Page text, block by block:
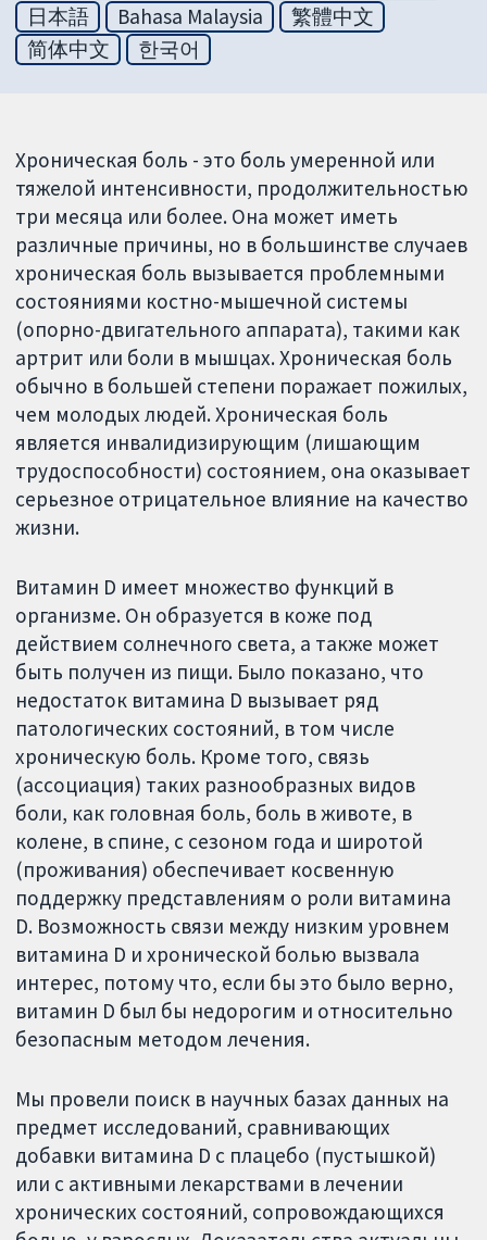
日本語
Bahasa Malaysia
繁體中文
简体中文
한국어
Хроническая боль - это боль умеренной или
тяжелой интенсивности, продолжительностью
три месяца или более. Она может иметь
различные причины, но в большинстве случаев
хроническая боль вызывается проблемными
состояниями костно-мышечной системы
(опорно-двигательного аппарата), такими как
артрит или боли в мышцах. Хроническая боль
обычно в большей степени поражает пожилых,
чем молодых людей. Хроническая боль
является инвалидизирующим (лишающим
трудоспособности) состоянием, она оказывает
серьезное отрицательное влияние на качество
жизни.
Витамин D имеет множество функций в
организме. Он образуется в коже под
действием солнечного света, а также может
быть получен из пищи. Было показано, что
недостаток витамина D вызывает ряд
патологических состояний, в том числе
хроническую боль. Кроме того, связь
(ассоциация) таких разнообразных видов
боли, как головная боль, боль в животе, в
колене, в спине, с сезоном года и широтой
(проживания) обеспечивает косвенную
поддержку представлениям о роли витамина
D. Возможность связи между низким уровнем
витамина D и хронической болью вызвала
интерес, потому что, если бы это было верно,
витамин D был бы недорогим и относительно
безопасным методом лечения.
Мы провели поиск в научных базах данных на
предмет исследований, сравнивающих
добавки витамина D с плацебо (пустышкой)
или с активными лекарствами в лечении
хронических состояний, сопровождающихся